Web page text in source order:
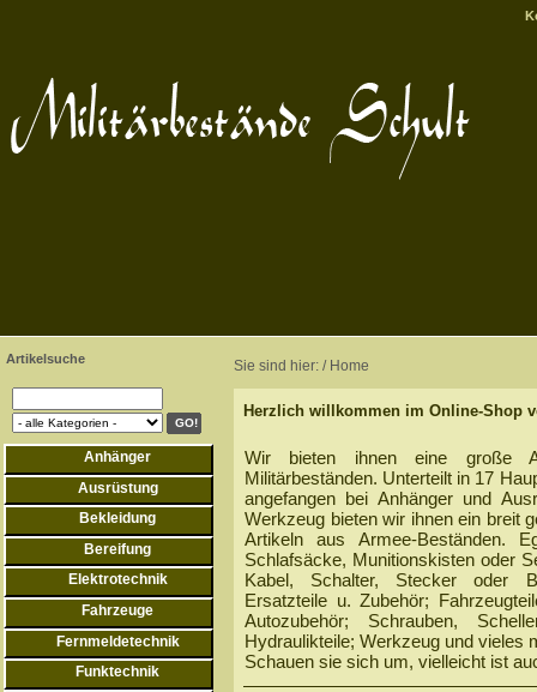
Artikelsuche
Anhänger
Ausrüstung
Bekleidung
Bereifung
Elektrotechnik
Fahrzeuge
Fernmeldetechnik
Funktechnik
Sie sind hier: / Home
Herzlich willkommen im Online-Shop
Wir bieten ihnen eine große
Militärbeständen. Unterteilt in 17
angefangen bei Anhänger und
Werkzeug bieten wir ihnen ein breit
Artikeln aus Armee-Beständen.
Schlafsäcke, Munitionskisten oder
Kabel, Schalter, Stecker oder
Ersatzteile u. Zubehör;
Autozubehör; Schrauben,
Hydraulikteile; Werkzeug und vieles
Schauen sie sich um, vielleicht ist